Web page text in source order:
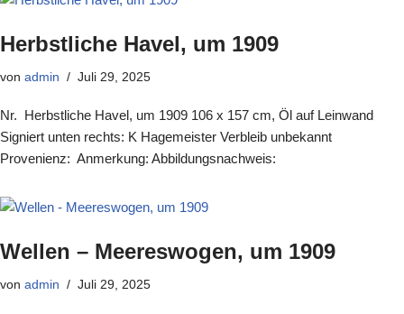
Herbstliche Havel, um 1909
von admin Juli 29, 2025
Nr. Herbstliche Havel, um 1909 106 x 157 cm, Öl auf Leinwand
Signiert unten rechts: K Hagemeister Verbleib unbekannt
Provenienz: Anmerkung: Abbildungsnachweis:
Wellen – Meereswogen, um 1909
von admin Juli 29, 2025